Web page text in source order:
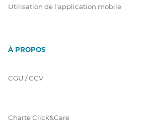
Utilisation de l'application mobile
À PROPOS
CGU / GGV
Charte Click&Care